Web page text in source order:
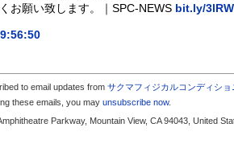
お願い致します。｜SPC-NEWS bit.ly/
to email updates from サクマフィジカルコンディシ
these emails, you may unsubscribe now.
Parkway, Mountain View, CA 94043, United